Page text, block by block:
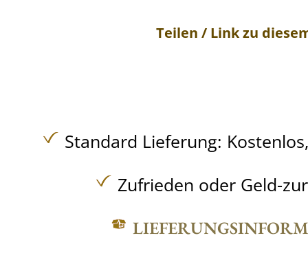
Teilen / Link zu
Standard Lieferung:
Zufrieden oder Geld-